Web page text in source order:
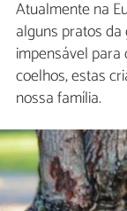
Atualmente na
alguns pratos
impensável
coelhos, estas
nossa família.